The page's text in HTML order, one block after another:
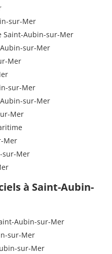
sur-Mer
Saint-Aubin-sur-Mer
sur-Mer
Mer
sur-Mer
sur-Mer
Mer
Mer
sur-Mer
à Saint-Aubin-
Aubin-sur-Mer
sur-Mer
sur-Mer